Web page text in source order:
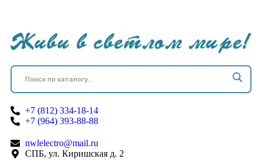
+7 (812) 334-18-14
+7 (964) 393-88-88
nwlelectro@mail.ru
СПБ, ул. Киришская д. 2